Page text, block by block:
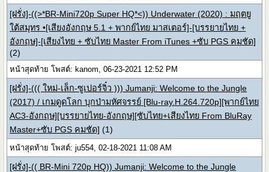
[ฝรั่ง]-((>*BR-Mini720p Super HQ*<)) Underwater (2020) : มฤตยู
ใต้สมุทร •[เสียงอังกฤษ 5.1 + พากย์ไทย มาสเตอร์]-[บรรยายไทย +
อังกฤษ]-[เสียงไทย + ซับไทย Master From iTunes +ซับ PGS คมชัด]
(2)
หน้าสุดท้าย โพสต์: kanom, 06-23-2021 12:52 PM
[ฝรั่ง]-((( ใหม่-เล็ก-ซูเปอร์จิ๋ว ))) Jumanji: Welcome to the Jungle
(2017) / เกมดูดโลก บุกป่ามหัศจรรย์ [Blu-ray.H.264.720p][พากย์ไทย
AC3-อังกฤษ][บรรยายไทย-อังกฤษ][ซับไทย+เสียงไทย From BluRay
Master+ซับ PGS คมชัด] (1)
หน้าสุดท้าย โพสต์: ju554, 02-18-2021 11:08 AM
[ฝรั่ง]-(( BR-Mini 720p HQ)) Jumanji: Welcome to the Jungle